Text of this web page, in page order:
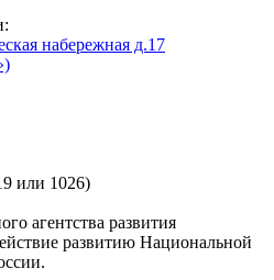
набережная д.17
или 1026)
агентства развития
развитию Национальной